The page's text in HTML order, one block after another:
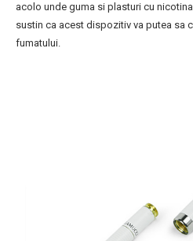
acolo unde guma si plasturi cu
sustin ca acest dispozitiv va putea sa
fumatului.